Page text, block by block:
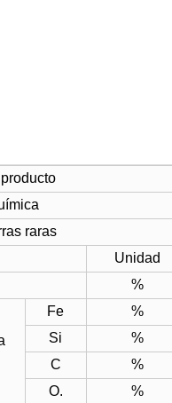
raras
Unidad
%
Fe
%
Si
%
C
%
O.
%